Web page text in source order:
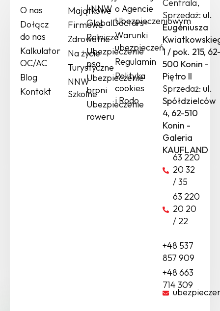
O nas
Dołącz
do nas
Kalkulator
OC/AC
Blog
Kontakt
Majątkowe
Firmowe
Zdrowotne
Na życie
Turystyczne
NNW
Szkolne
| NNW
GlobalDoctors+
Rolnicze
Ubezpieczenie
psa
Ubezpieczenie
broni
Ubezpieczenie
roweru
o Agencie
Ubezpieczeniowym
Warunki
ubezpieczeń
Regulamin
Polityka
cookies
i Rodo
Centrala,
Sprzedaż: ul.
Eugeniusza
1 / pok. 215,
500 Konin -
Piętro II
Sprzedaż: ul.
Spółdzielców
4, 62-510
Konin -
Galeria
KAUFLAND
63 220
20 32
/ 35
63 220
20 20
/ 22
+48 537
857 909
+48 663
714 309